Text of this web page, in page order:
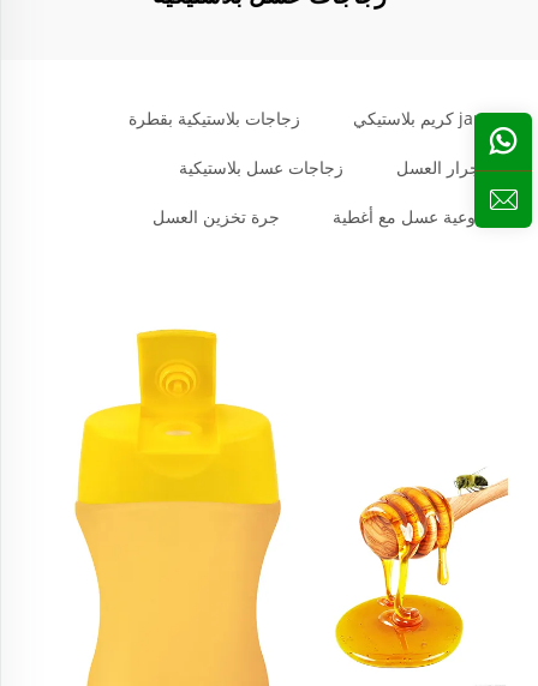
jar كريم بلاستيكي زجاجات بلاستيكية بقطرة
جرار العسل زجاجات عسل بلاستيكية
أوعية عسل مع أغطية جرة تخزين العسل